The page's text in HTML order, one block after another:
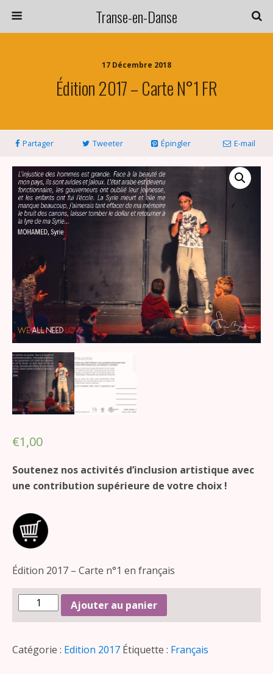
Transe-en-Danse
17 Décembre 2018
Édition 2017 – Carte N°1 FR
Partager Tweeter Épingler E-mail
€1,00
Soutenez nos activités d’inclusion artistique avec
une contribution supérieure de votre choix !
Édition 2017 – Carte n°1 en français
Ajouter au panier
Catégorie : Edition 2017 Étiquette : Français